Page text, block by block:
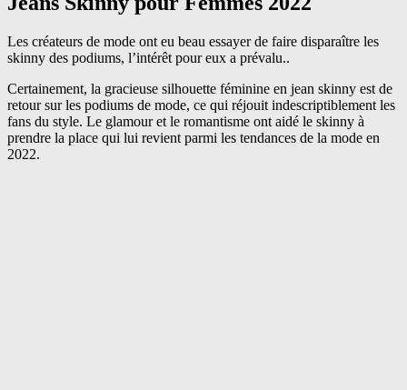
Les créateurs de mode ont eu beau essayer de faire disparaître les
skinny des podiums, l’intérêt pour eux a prévalu..
Certainement, la gracieuse silhouette féminine en jean skinny est de
retour sur les podiums de mode, ce qui réjouit indescriptiblement les
fans du style. Le glamour et le romantisme ont aidé le skinny à
prendre la place qui lui revient parmi les tendances de la mode en
2022.